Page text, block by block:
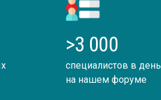
>3 000
специалистов в день
на нашем форуме